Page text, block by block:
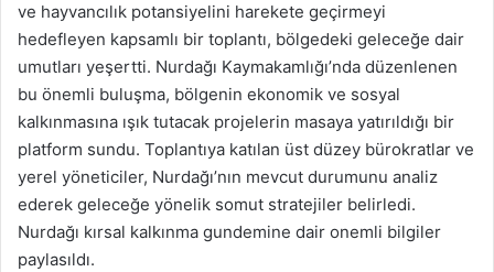
ve hayvancılık potansiyelini harekete geçirmeyi
hedefleyen kapsamlı bir toplantı, bölgedeki geleceğe dair
umutları yeşertti. Nurdağı Kaymakamlığı’nda düzenlenen
bu önemli buluşma, bölgenin ekonomik ve sosyal
kalkınmasına ışık tutacak projelerin masaya yatırıldığı bir
platform sundu. Toplantıya katılan üst düzey bürokratlar ve
yerel yöneticiler, Nurdağı’nın mevcut durumunu analiz
ederek geleceğe yönelik somut stratejiler belirledi.
Nurdağı kırsal kalkınma gundemine dair onemli bilgiler
paylasıldı.